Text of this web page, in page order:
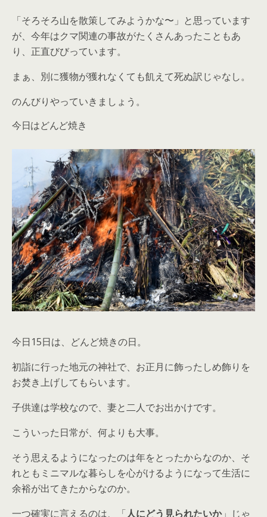
「そろそろ山を散策してみようかな〜」と思っています
が、今年はクマ関連の事故がたくさんあったこともあ
り、正直びびっています。
まぁ、別に獲物が獲れなくても飢えて死ぬ訳じゃなし。
のんびりやっていきましょう。
今日はどんど焼き
今日15日は、どんど焼きの日。
初詣に行った地元の神社で、お正月に飾ったしめ飾りを
お焚き上げしてもらいます。
子供達は学校なので、妻と二人でお出かけです。
こういった日常が、何よりも大事。
そう思えるようになったのは年をとったからなのか、そ
れともミニマルな暮らしを心がけるようになって生活に
余裕が出てきたからなのか。
一つ確実に言えるのは、「人にどう見られたいか」じゃ